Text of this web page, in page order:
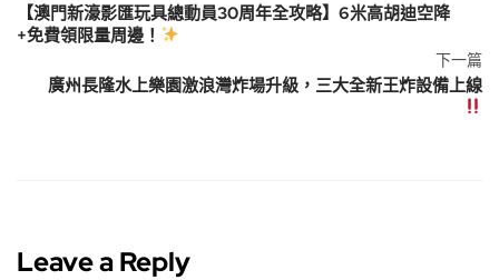
【澳門新濠影匯玩具總動員30周年全攻略】6米高胡迪空降
+免費領限量周邊！
下一篇
廣州長隆水上樂園激浪灣炸場升級，三大全新王炸設備上線
Leave a Reply